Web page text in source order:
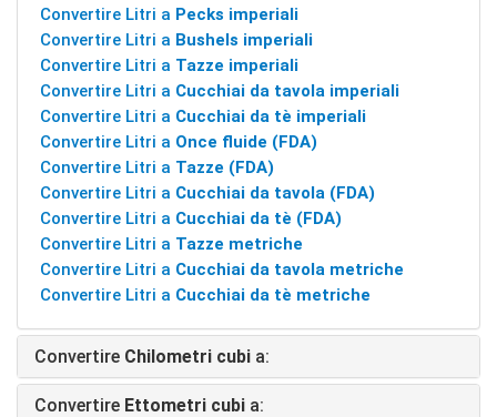
Convertire Litri a Pecks imperiali
Convertire Litri a Bushels imperiali
Convertire Litri a Tazze imperiali
Convertire Litri a Cucchiai da tavola imperiali
Convertire Litri a Cucchiai da tè imperiali
Convertire Litri a Once fluide (FDA)
Convertire Litri a Tazze (FDA)
Convertire Litri a Cucchiai da tavola (FDA)
Convertire Litri a Cucchiai da tè (FDA)
Convertire Litri a Tazze metriche
Convertire Litri a Cucchiai da tavola metriche
Convertire Litri a Cucchiai da tè metriche
Convertire Chilometri cubi a:
Convertire Ettometri cubi a: